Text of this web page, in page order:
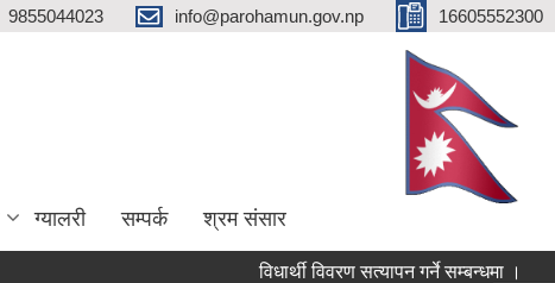
9855044023 info@parohamun.gov.np 16605552300
ग्यालरी सम्पर्क श्रम संसार
विधार्थी विवरण सत्यापन गर्ने सम्बन्धमा ।